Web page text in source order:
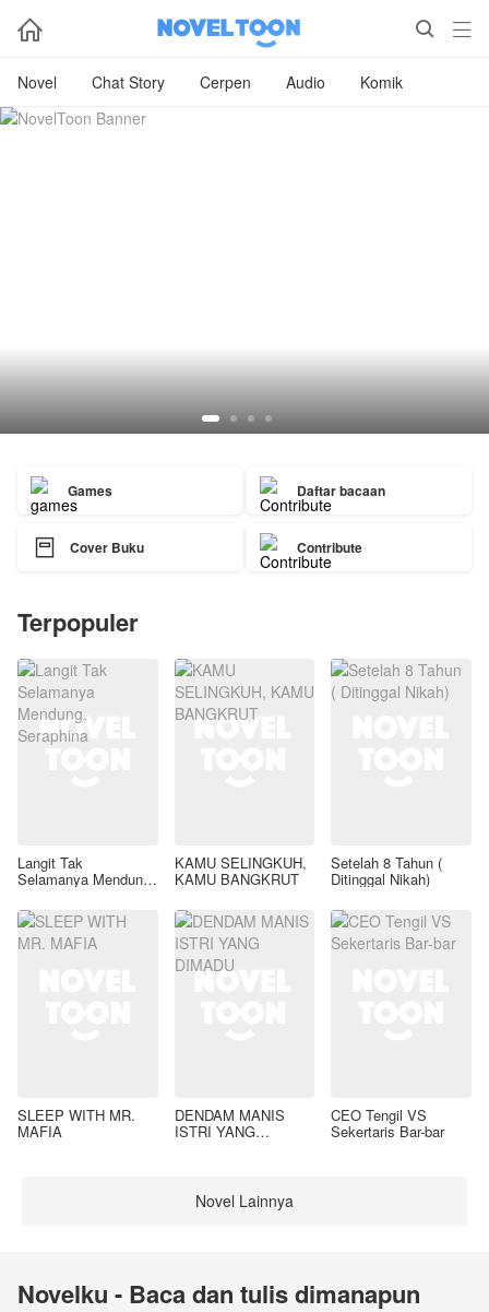
  
Novel Chat Story Cerpen Audio Komik
Games Daftar bacaan
 Cover Buku Contribute
Terpopuler
Langit Tak
Selamanya Mendung,
KAMU SELINGKUH,
KAMU BANGKRUT
Setelah 8 Tahun (
Ditinggal Nikah)
SLEEP WITH MR.
MAFIA
DENDAM MANIS
ISTRI YANG
CEO Tengil VS
Sekertaris Bar-bar
Novel Lainnya
Novelku - Baca dan tulis dimanapun